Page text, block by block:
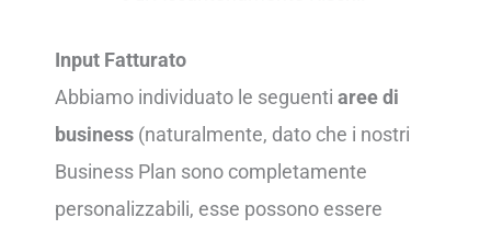
Input Fatturato
Abbiamo individuato le seguenti aree di
business (naturalmente, dato che i nostri
Business Plan sono completamente
personalizzabili, esse possono essere